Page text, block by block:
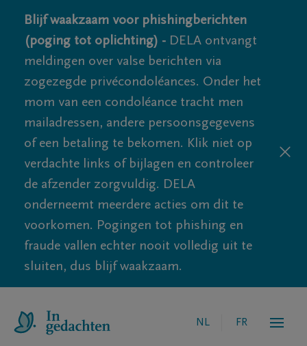
Blijf waakzaam voor phishingberichten
(poging tot oplichting) - DELA ontvangt
meldingen over valse berichten via
zogezegde privécondoléances. Onder het
mom van een condoléance tracht men
mailadressen, andere persoonsgegevens
of een betaling te bekomen. Klik niet op
verdachte links of bijlagen en controleer
de afzender zorgvuldig. DELA
onderneemt meerdere acties om dit te
voorkomen. Pogingen tot phishing en
fraude vallen echter nooit volledig uit te
sluiten, dus blijf waakzaam.
NL FR